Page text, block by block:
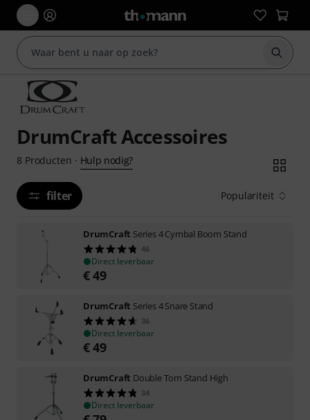
Zoek
DrumCraft Accessoires
8 Producten · Hulp nodig?
filter Populariteit
DrumCraft Series 4 Cymbal Boom Stand
46
Direct leverbaar
€49
DrumCraft Series 4 Snare Stand
36
Direct leverbaar
€49
DrumCraft Double Tom Stand High
34
Direct leverbaar